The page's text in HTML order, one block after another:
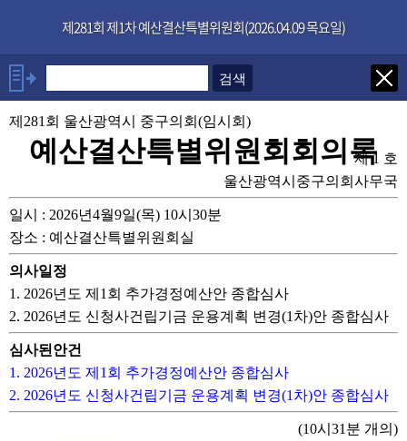
제281회 제1차 예산결산특별위원회(2026.04.09 목요일)
×
발언자
안건
부록
제281회 울산광역시 중구의회(임시회)
예산결산특별위원회회의록제 1 호
울산광역시중구의회사무국
일시 : 2026년4월9일(목) 10시30분
장소 : 예산결산특별위원회실
의사일정
1. 2026년도 제1회 추가경정예산안 종합심사
2. 2026년도 신청사건립기금 운용계획 변경(1차)안 종합심사
심사된안건
1. 2026년도 제1회 추가경정예산안 종합심사
2. 2026년도 신청사건립기금 운용계획 변경(1차)안 종합심사
(10시31분 개의)